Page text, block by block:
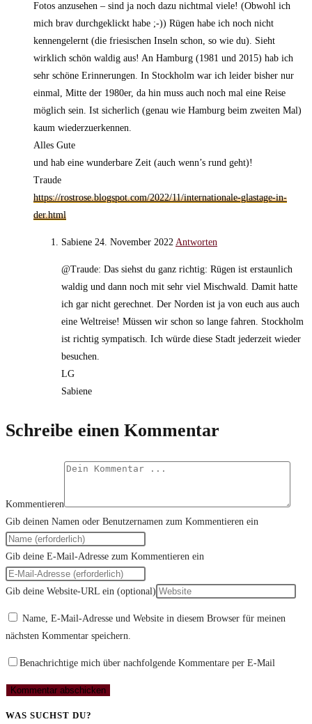
Fotos anzusehen – sind ja noch dazu nichtmal viele! (Obwohl ich
mich brav durchgeklickt habe ;-)) Rügen habe ich noch nicht
kennengelernt (die friesischen Inseln schon, so wie du). Sieht
wirklich schön waldig aus! An Hamburg (1981 und 2015) hab ich
sehr schöne Erinnerungen. In Stockholm war ich leider bisher nur
einmal, Mitte der 1980er, da hin muss auch noch mal eine Reise
möglich sein. Ist sicherlich (genau wie Hamburg beim zweiten Mal)
kaum wiederzuerkennen.
Alles Gute
und hab eine wunderbare Zeit (auch wenn’s rund geht)!
Traude
https://rostrose.blogspot.com/2022/11/internationale-glastage-in-
der.html
Sabiene 24. November 2022 Antworten
@Traude: Das siehst du ganz richtig: Rügen ist erstaunlich
waldig und dann noch mit sehr viel Mischwald. Damit hatte
ich gar nicht gerechnet. Der Norden ist ja von euch aus auch
eine Weltreise! Müssen wir schon so lange fahren. Stockholm
ist richtig sympatisch. Ich würde diese Stadt jederzeit wieder
besuchen.
LG
Sabiene
Schreibe einen Kommentar
Kommentieren
Gib deinen Namen oder Benutzernamen zum Kommentieren ein
Gib deine E-Mail-Adresse zum Kommentieren ein
Gib deine Website-URL ein (optional)
Name, E-Mail-Adresse und Website in diesem Browser für meinen
nächsten Kommentar speichern.
Benachrichtige mich über nachfolgende Kommentare per E-Mail
WAS SUCHST DU?